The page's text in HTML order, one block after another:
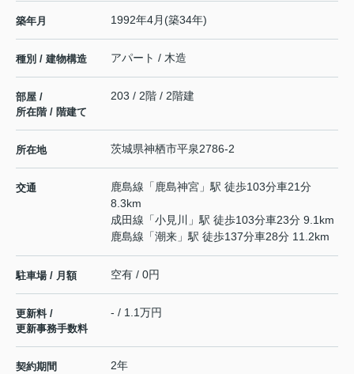
築年月 1992年4月(築34年)
種別 / 建物構造 アパート / 木造
部屋 /
所在階 / 階建て
203 / 2階 / 2階建
所在地 茨城県神栖市平泉2786-2
交通 鹿島線 「 鹿島神宮 」駅 徒歩103分車21分
8.3km
成田線 「小見川
」駅 徒歩103分車23分 9.1km
鹿島線 「潮来 」駅 徒歩137分車28分 11.2km
駐車場 / 月額 空有 / 0円
更新料 /
更新事務手数料
- / 1.1万円
契約期間 2年